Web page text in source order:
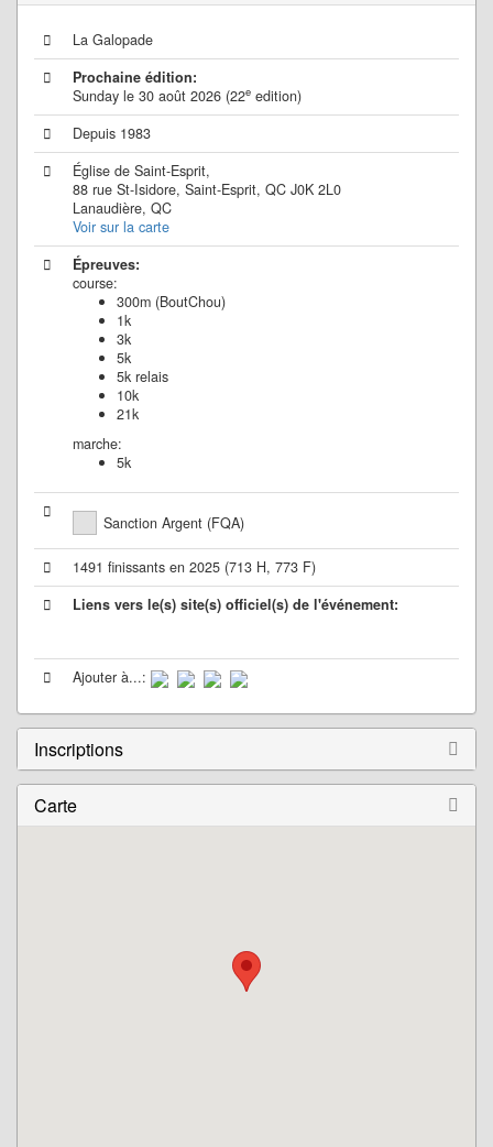
La Galopade
Prochaine édition:
Sunday le 30 août 2026 (22e edition)
Depuis 1983
Église de Saint-Esprit,
88 rue St-Isidore, Saint-Esprit, QC J0K 2L0
Lanaudière, QC
Voir sur la carte
Épreuves:
course:
300m (BoutChou)
1k
3k
5k
5k relais
10k
21k
marche:
5k
Sanction Argent (FQA)
1491 finissants en 2025 (713 H, 773 F)
Liens vers le(s) site(s) officiel(s) de l'événement:
Ajouter à...:
Inscriptions
Carte